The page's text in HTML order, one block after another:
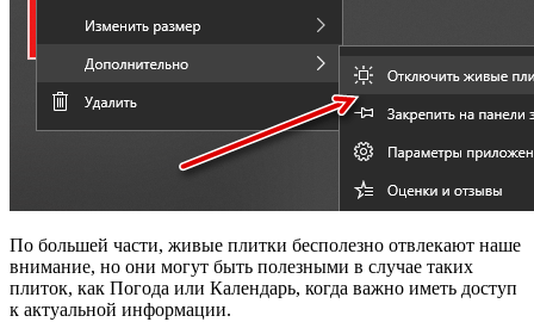
По большей части, живые плитки бесполезно отвлекают наше
внимание, но они могут быть полезными в случае таких
плиток, как Погода или Календарь, когда важно иметь доступ
к актуальной информации.